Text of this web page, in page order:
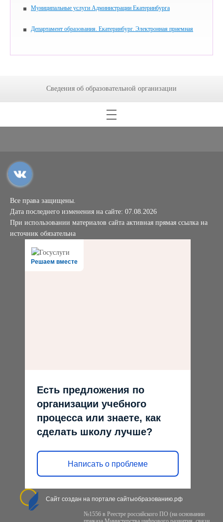
Муниципальные услуги Администрации Екатеринбурга
Департамент образования. Екатеринбург. Электронная приемная
Сведения об образовательной организации
Все права защищены.
Дата последнего изменения на сайте: 07.08.2026
При использовании материалов сайта активная прямая ссылка на
источник обязательна
Решаем вместе
Есть предложения по
организации учебного
процесса или знаете, как
сделать школу лучше?
Написать о проблеме
Сайт создан на портале сайтыобразованию.рф
№1556 в Реестре российского ПО (на основании